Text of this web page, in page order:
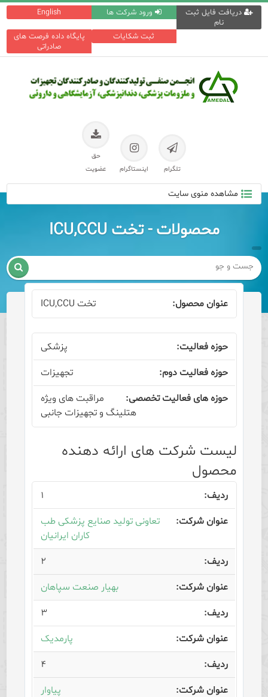
English ورود شرکت ها
دریافت فایل ثبت
نام
پایگاه داده فرصت های
صادراتی
ثبت شکایات
تلگرام اینستاگرام
حق
عضویت
مشاهده منوی سایت
محصولات - تخت ICU,CCU

تخت ICU,CCU
پزشکی
تجهیزات
مراقبت های ویژه
هتلینگ و تجهیزات جانبی
لیست شرکت های ارائه دهنده
محصول
۱
تعاونی تولید صنایع پزشکی طب
کاران ایرانیان
۲
بهیار صنعت سپاهان
۳
پارمدیک
۴
پیاوار